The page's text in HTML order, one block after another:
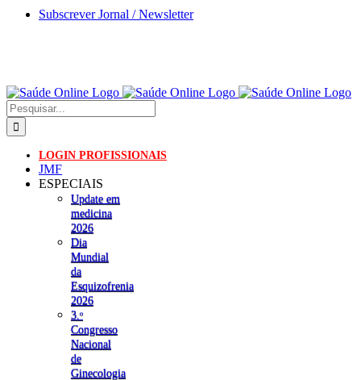
Skip
Subscrever Jornal / Newsletter
Pesquisar
LOGIN PROFISSIONAIS
JMF
ESPECIAIS
Update em
medicina
2026
Dia
Mundial
da
Esquizofrenia
2026
3.ᵒ
Congresso
Nacional
de
Ginecologia